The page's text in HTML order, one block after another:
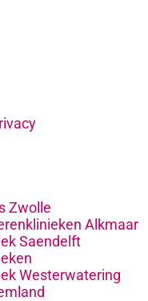
Zwolle
Alkmaar
Saendelft
Westerwatering